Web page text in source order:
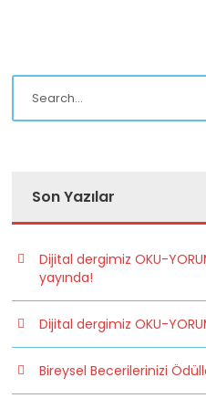
Son Yazılar
Dijital dergimiz OKU-
yayında!
Dijital dergimiz OKU-
Bireysel Becerilerinizi